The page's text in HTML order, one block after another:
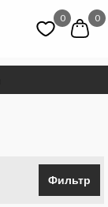
0 0
Фильтр